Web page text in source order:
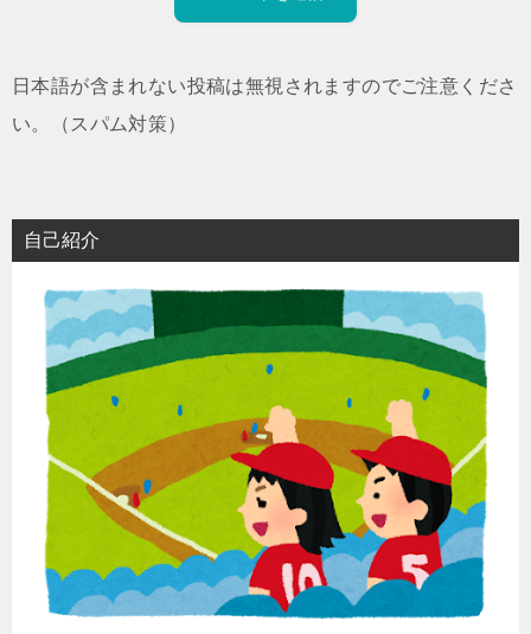
日本語が含まれない投稿は無視されますのでご注意くださ
い。（スパム対策）
自己紹介